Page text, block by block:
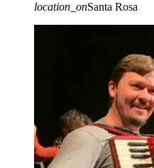
location_onSanta Rosa